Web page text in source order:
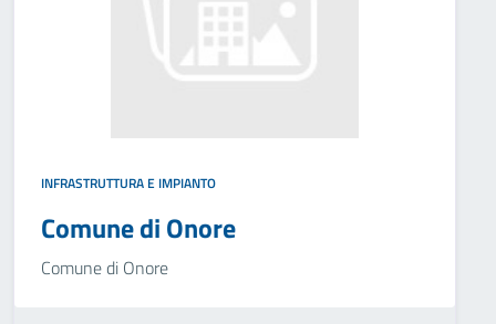
INFRASTRUTTURA E IMPIANTO
Comune di Onore
Comune di Onore